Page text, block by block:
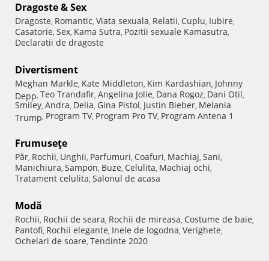
Dragoste & Sex
Dragoste, Romantic, Viata sexuala, Relatii, Cuplu, Iubire,
Casatorie, Sex, Kama Sutra, Pozitii sexuale Kamasutra,
Declaratii de dragoste
Divertisment
Meghan Markle, Kate Middleton, Kim Kardashian, Johnny
Depp, Teo Trandafir, Angelina Jolie, Dana Rogoz, Dani Otil,
Smiley, Andra, Delia, Gina Pistol, Justin Bieber, Melania
Trump, Program TV, Program Pro TV, Program Antena 1
Frumuseţe
Păr, Rochii, Unghii, Parfumuri, Coafuri, Machiaj, Sani,
Manichiura, Sampon, Buze, Celulita, Machiaj ochi,
Tratament celulita, Salonul de acasa
Modă
Rochii, Rochii de seara, Rochii de mireasa, Costume de baie,
Pantofi, Rochii elegante, Inele de logodna, Verighete,
Ochelari de soare, Tendinte 2020